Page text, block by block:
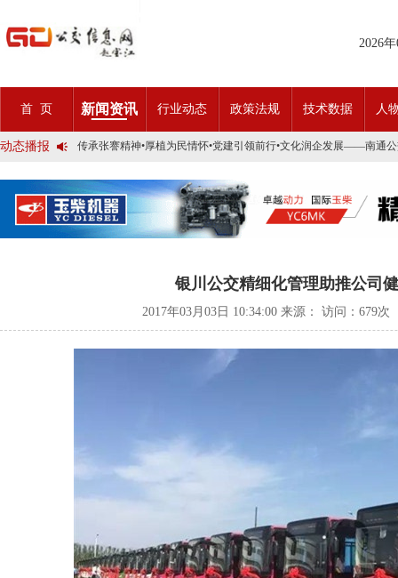
2026
首 页 新闻资讯 行业动态 政策法规 技术数据 人
动态播报
石河子市公交公司荣获全国五一劳动奖状
宜昌公交春节滨江观光定制巴士18日开行！
传承张謇精神•厚植为民情怀•党建引领前行•文化润企发展——南通
岁月为鉴人民为证，百年北京公交实现历史性跨越！
今日生效！新《安全生产法》处罚条款对照
交通运输部、科学技术部发布关于科技创新驱动加快建设交通强国
2025市民出行新方案 | 久事公交开通首条需求响应式定制班线
第九届公交都市发展论坛 (深圳)邀请函
宜昌公交春节滨江观光定制巴士18日开行！
传承张謇精神•厚植为民情怀•党建引领前行•文化润企发展——南通
创新 实践 沟通 | 聚焦「智慧公交」目标 助推公交转型发展——沪苏
交通运输部、科学技术部发布关于科技创新驱动加快建设交通强国
银川公交精细化管理助推公司
2017年03月03日 10:34:00 来源： 访问： 679次